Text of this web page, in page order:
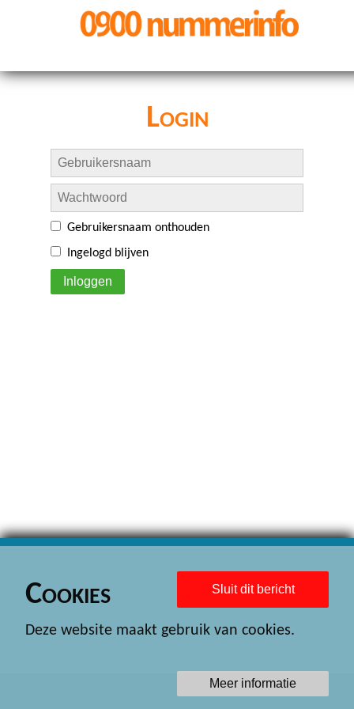
Login
Gebruikersnaam onthouden
Ingelogd blijven
Inloggen
Sluit dit bericht
Cookies
Deze website maakt gebruik van cookies.
Meer informatie